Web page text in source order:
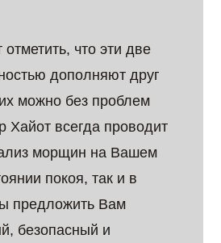
что эти две
дополняют друг
можно без проблем
Хайот всегда проводит
морщин на Вашем
покоя, так и в
предложить Вам
безопасный и